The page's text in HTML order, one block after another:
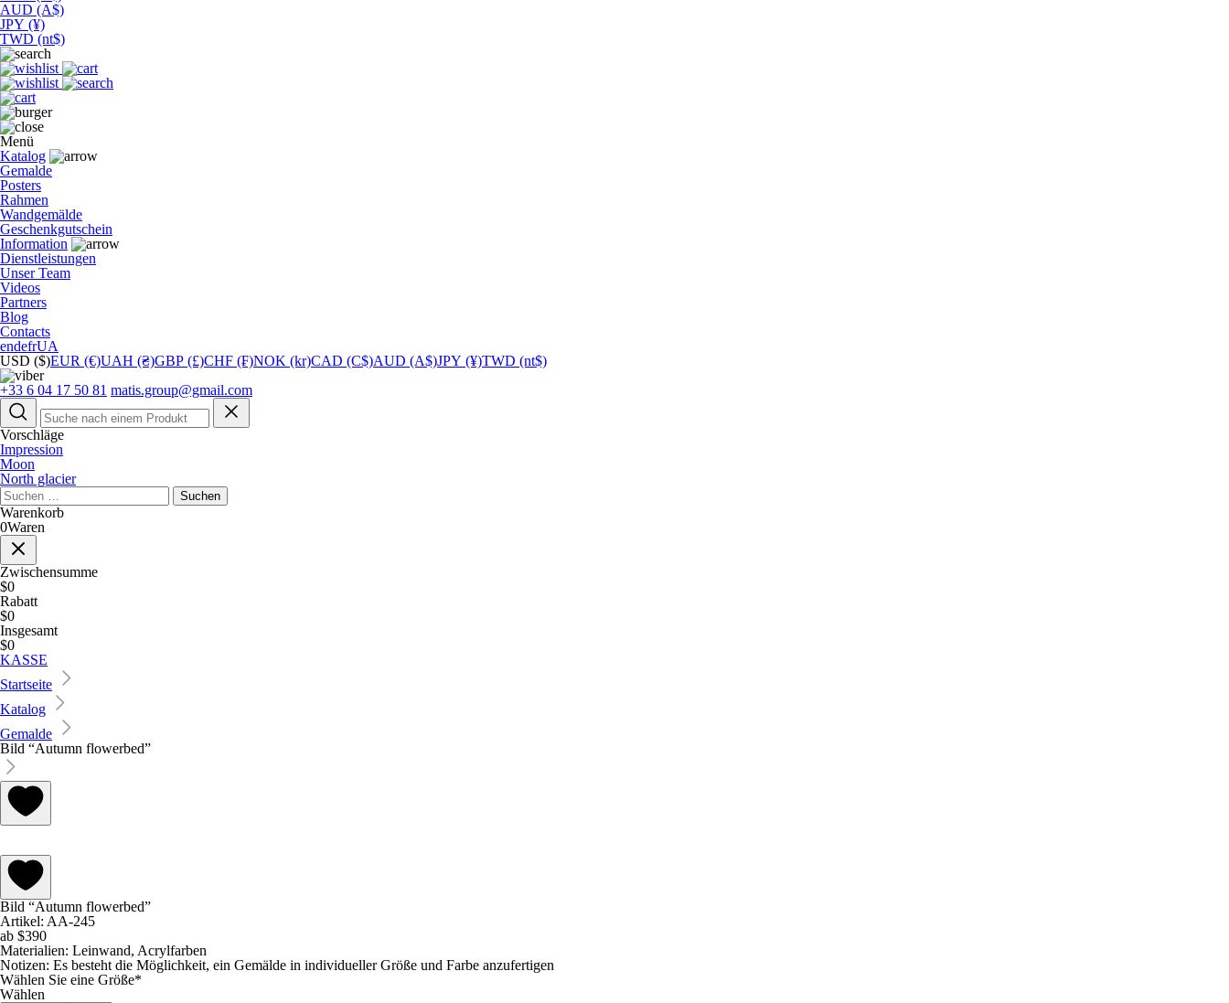
AUD (A$)
JPY (¥)
TWD (nt$)
Menü
Katalog
Gemalde
Posters
Rahmen
Wandgemälde
Geschenkgutschein
Information
Dienstleistungen
Unser Team
Videos
Partners
Blog
Contacts
endefrUA
USD ($)EUR (€)UAH (₴)GBP (£)CHF (₣)NOK (kr)CAD (C$)AUD (A$)JPY (¥)TWD (nt$)
+33 6 04 17 50 81 matis.group@gmail.com
Vorschläge
Impression
Moon
North glacier
Suche
nach:
Warenkorb
0Waren
Zwischensumme
$0
Rabatt
$0
Insgesamt
$0
KASSE
Startseite
Katalog
Gemalde
Bild “Autumn flowerbed”
Bild “Autumn flowerbed”
Artikel: AA-245
ab $390
Materialien: Leinwand, Acrylfarben
Notizen: Es besteht die Möglichkeit, ein Gemälde in individueller Größe und Farbe anzufertigen
Wählen Sie eine Größe*
Wählen